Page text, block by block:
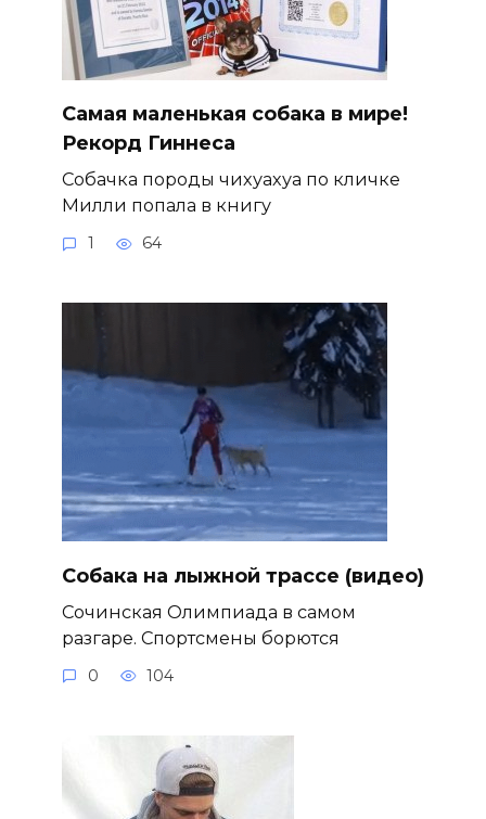
Самая маленькая собака в мире!
Рекорд Гиннеса
Собачка породы чихуахуа по кличке
Милли попала в книгу
1 64
Собака на лыжной трассе (видео)
Сочинская Олимпиада в самом
разгаре. Спортсмены борются
0 104